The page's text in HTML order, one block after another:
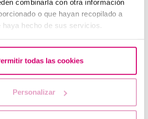
combinarla con otra información
o que hayan recopilado a
haya hecho de sus servicios.
todas las cookies
Personalizar
RISPOSTA
Vedi testo originale